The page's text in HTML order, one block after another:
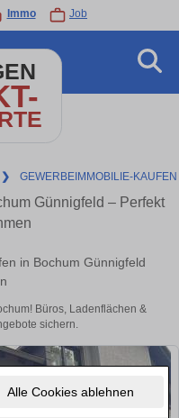
Alle Cookies ablehnen
Immo Job
❯ GEWERBEIMMOBILIE-KAUFEN
Günnigfeld – Perfekt
in Bochum Günnigfeld
Büros, Ladenflächen &
sichern.